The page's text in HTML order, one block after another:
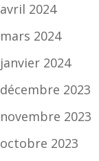
avril 2024
mars 2024
janvier 2024
décembre 2023
novembre 2023
octobre 2023